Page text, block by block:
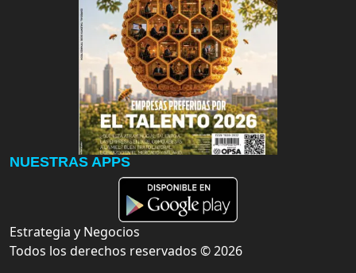
NUESTRAS APPS
Estrategia y Negocios
Todos los derechos reservados ©2026